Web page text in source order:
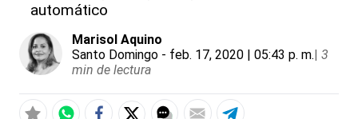
automático
Marisol Aquino
Santo Domingo - feb. 17, 2020 | 05:43 p. m.| 3
min de lectura